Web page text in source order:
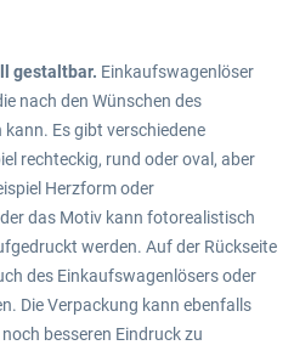
gestaltbar. Einkaufswagenlöser
nach den Wünschen des
Es gibt verschiedene
rechteckig, rund oder oval, aber
Herzform oder
das Motiv kann fotorealistisch
werden. Auf der Rückseite
des Einkaufswagenlösers oder
Die Verpackung kann ebenfalls
besseren Eindruck zu